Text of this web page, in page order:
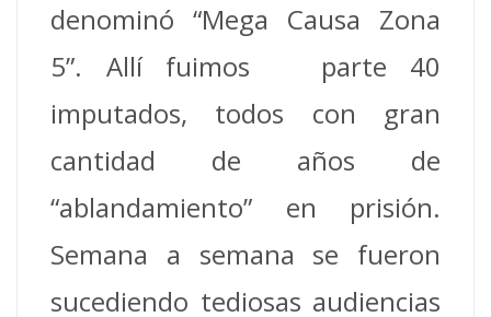
denominó “Mega Causa Zona
5”. Allí fuimos parte 40
imputados, todos con gran
cantidad de años de
“ablandamiento” en prisión.
Semana a semana se fueron
sucediendo tediosas audiencias